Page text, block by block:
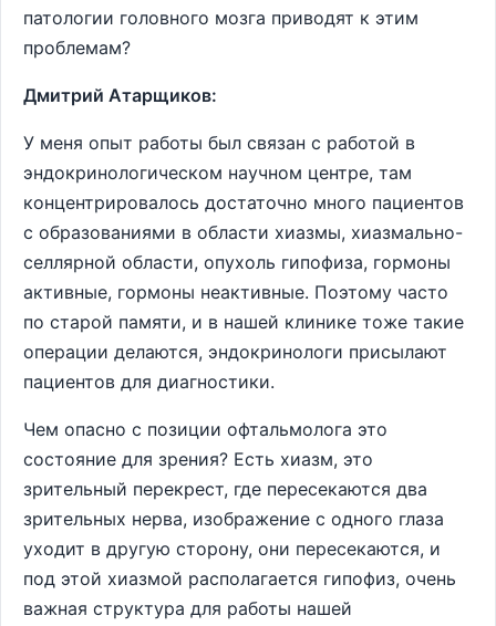
патологии головного мозга приводят к этим
проблемам?
Дмитрий Атарщиков:
У меня опыт работы был связан с работой в
эндокринологическом научном центре, там
концентрировалось достаточно много пациентов
с образованиями в области хиазмы, хиазмально-
селлярной области, опухоль гипофиза, гормоны
активные, гормоны неактивные. Поэтому часто
по старой памяти, и в нашей клинике тоже такие
операции делаются, эндокринологи присылают
пациентов для диагностики.
Чем опасно с позиции офтальмолога это
состояние для зрения? Есть хиазм, это
зрительный перекрест, где пересекаются два
зрительных нерва, изображение с одного глаза
уходит в другую сторону, они пересекаются, и
под этой хиазмой располагается гипофиз, очень
важная структура для работы нашей